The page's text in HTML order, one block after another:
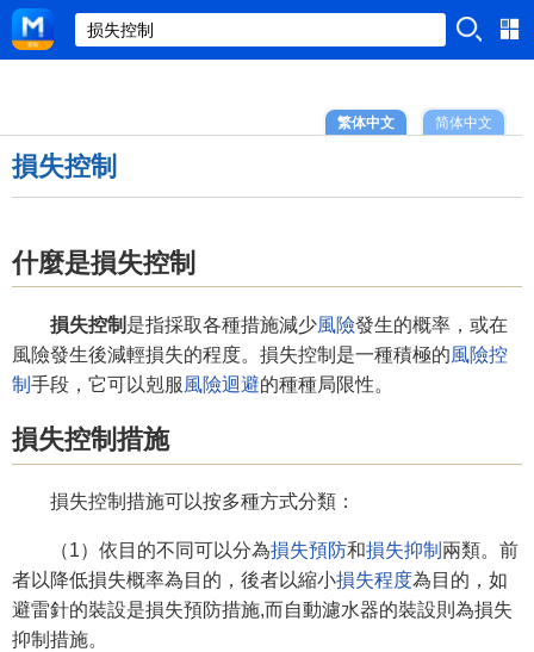
简体中文
繁体中文
損失控制
什麼是損失控制
損失控制 是指採取各種措施減少風險發生的概率，或在
風險發生後減輕損失的程度。損失控制是一種積極的風險控
制 手段，它可以剋服 風險迴避的種種局限性。
損失控制措施
損失控制措施可以按多種方式分類：
（1）依目的不同可以分為損失預防和損失抑制 兩類。前
者以降低損失概率為目的，後者以縮小損失程度為目的，如
避雷針的裝設是損失預防措施,而自動濾水器的裝設則為損失
抑制措施。